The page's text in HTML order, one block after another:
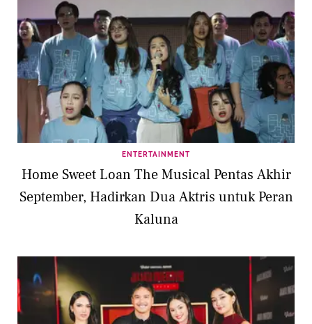
ENTERTAINMENT
Home Sweet Loan The Musical Pentas Akhir
September, Hadirkan Dua Aktris untuk Peran
Kaluna